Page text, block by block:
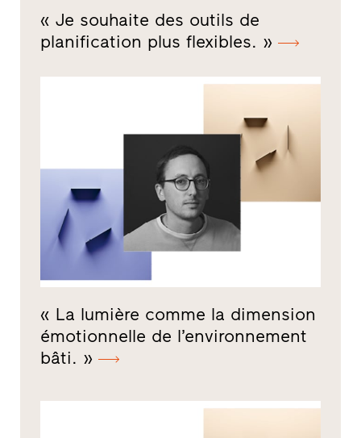
« Je souhaite des outils de
planification plus flexibles. »
« La lumière comme la dimension
émotionnelle de l’environnement
bâti. »